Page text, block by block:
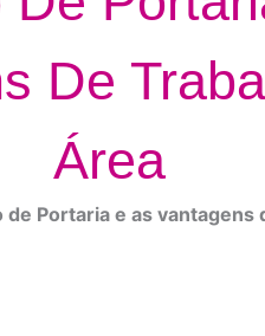
De
Área
de Portaria e as vantagens